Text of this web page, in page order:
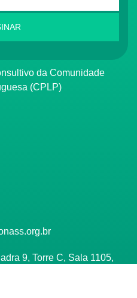
(CPLP)
9, Torre C, Sala 1105,